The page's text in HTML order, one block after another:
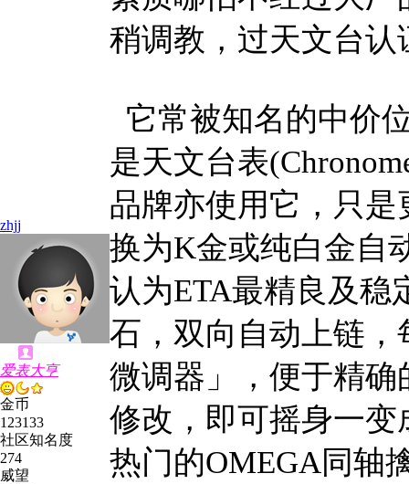
zhjj
爱表大亨
金币
123133
社区知名度
274
威望
稍调教，过天文台
它常被知名的中价
是天文台表
品牌亦使用它，只
换为K金或纯白金自
认为ETA最精良及稳
石，双向自动上链，
微调器」，便于精
修改，即可摇身一
热门的OMEGA同轴